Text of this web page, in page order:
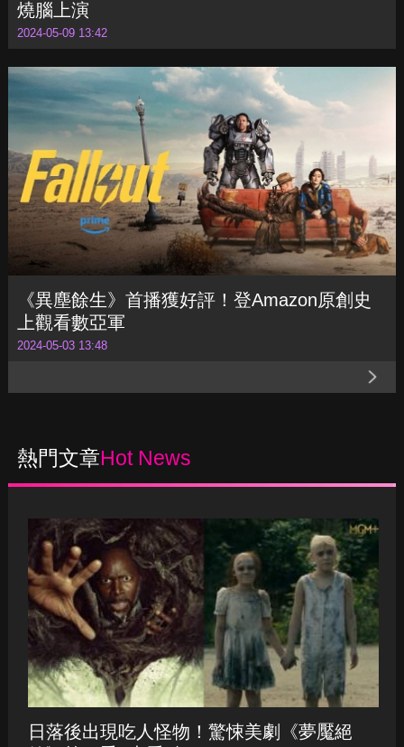
燒腦上演
2024-05-09 13:42
《異塵餘生》首播獲好評！登Amazon原創史
上觀看數亞軍
2024-05-03 13:48
熱門文章Hot News
日落後出現吃人怪物！驚悚美劇《夢魘絕